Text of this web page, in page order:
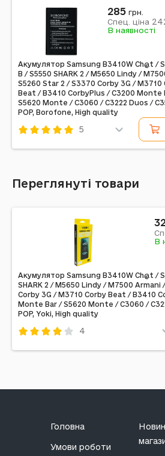
Акумулятор Samsung B3410W Ch@t /
B / S5550 SHARK 2 / M5650 Lindy /
S5260 Star 2 / S3370 Corby 3G / M3710
Beat / B3410 CorbyPlus / C3200 Monte
S5620 Monte / C3060 / C3222 Duos /
POP, Borofone, High quality
5
285 грн.
Спец. ціна
В наявності
Переглянуті товари
Акумулятор Samsung B3410W Ch@t /
SHARK 2 / M5650 Lindy / M7500 Armani
Corby 3G / M3710 Corby Beat / B3410
Monte Bar / S5620 Monte / C3060 /
POP, Yoki, High quality
4
В
Головна
Умови роботи